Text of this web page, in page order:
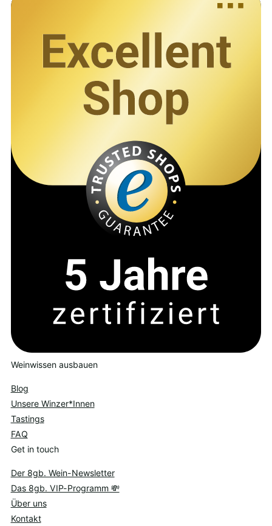
Weinwissen ausbauen
Blog
Unsere Winzer*Innen
Tastings
FAQ
Get in touch
Der 8gb. Wein-Newsletter
Das 8gb. VIP-Programm 💸
Über uns
Kontakt